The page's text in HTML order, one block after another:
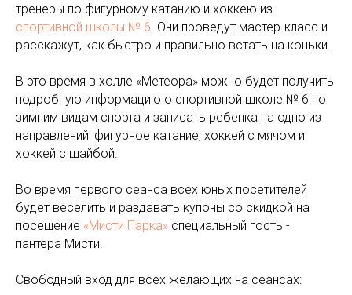
тренеры по фигурному катанию и хоккею из
спортивной школы № 6. Они проведут мастер-класс и
расскажут, как быстро и правильно встать на коньки.
В это время в холле «Метеора» можно будет получить
подробную информацию о спортивной школе № 6 по
зимним видам спорта и записать ребенка на одно из
направлений: фигурное катание, хоккей с мячом и
хоккей с шайбой.
Во время первого сеанса всех юных посетителей
будет веселить и раздавать купоны со скидкой на
посещение «Мисти Парка» специальный гость -
пантера Мисти.
Свободный вход для всех желающих на сеансах: